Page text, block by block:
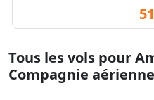
Tous les vols pour
Compagnie aérienne